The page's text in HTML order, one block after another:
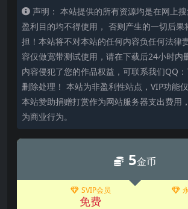
声明： 本站提供的所有资源均是在网上
盈利目的均不得使用， 否则产生的一切后果
担！本站将不对本站的任何内容负任何法律
容仅做宽带测试使用，请在下载后24小时内
内容侵犯了您的作品权益，可联系我们QQ
删除处理！ 本站为非盈利性站点，VIP功能
本站赞助捐赠打赏作为网站服务器支出费用
为商业行为。
5金币
SVIP会员
免费